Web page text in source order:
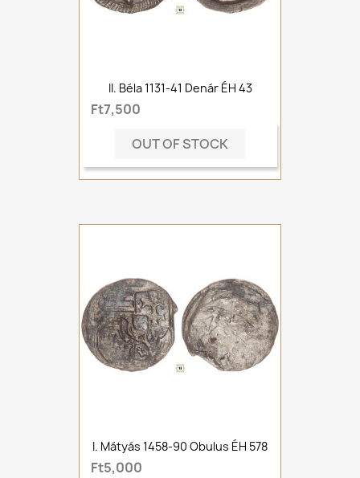
II. Béla 1131-41 Denár ÉH 43
Ft7,500
OUT OF STOCK
I. Mátyás 1458-90 Obulus ÉH 578
Ft5,000